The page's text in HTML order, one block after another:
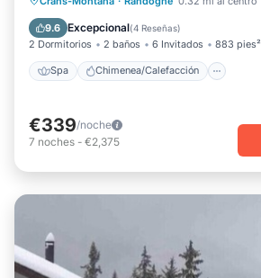
9.6 Excepcional(4 Reseñas)
2 Dormitorios 2 baños 6 Invitados 883 pies²
Spa Chimenea/Calefacción
Balcón/Terraza
€339/noche
7 noches - €2,375